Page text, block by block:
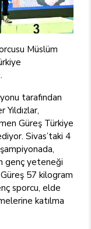
Müslüm
tarafından
Güreş Türkiye
Sivas’taki 4
genç yeteneği
57 kilogram
sporcu, elde
katılma